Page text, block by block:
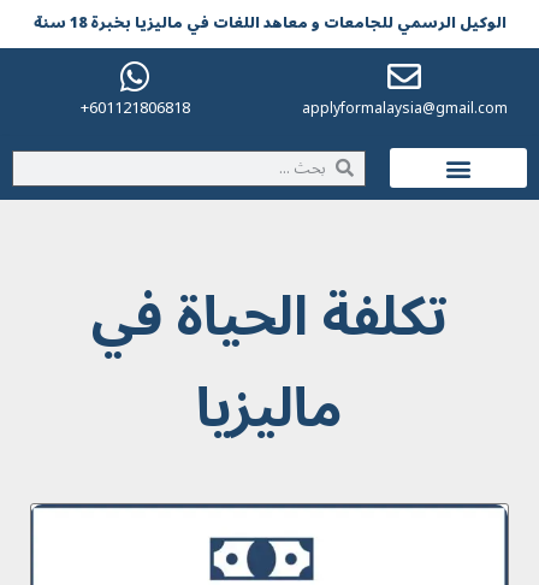
الوکیل الرسمي للجامعات و معاهد اللغات في مالیزیا بخبرة 18 سنة
applyformalaysia@gmail.com
601121806818+
تکلفة الحیاة في
مالیزیا